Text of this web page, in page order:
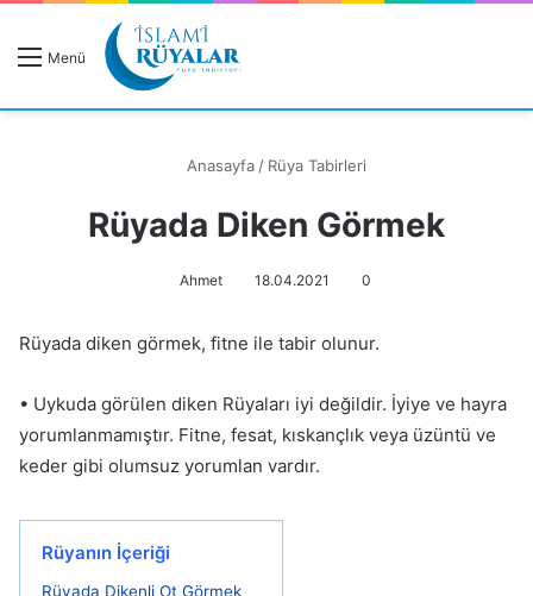
Menü
Anasayfa / Rüya Tabirleri
Rüyada Diken Görmek
Ahmet 18.04.2021 0
Rüyada diken görmek, fitne ile tabir olunur.
• Uykuda görülen diken Rüyaları iyi değildir. İyiye ve hayra
yorumlanmamıştır. Fitne, fesat, kıskançlık veya üzüntü ve
keder gibi olumsuz yorumlan vardır.
Rüyanın İçeriği
Rüyada Dikenli Ot Görmek
Rüyanızı Arayın